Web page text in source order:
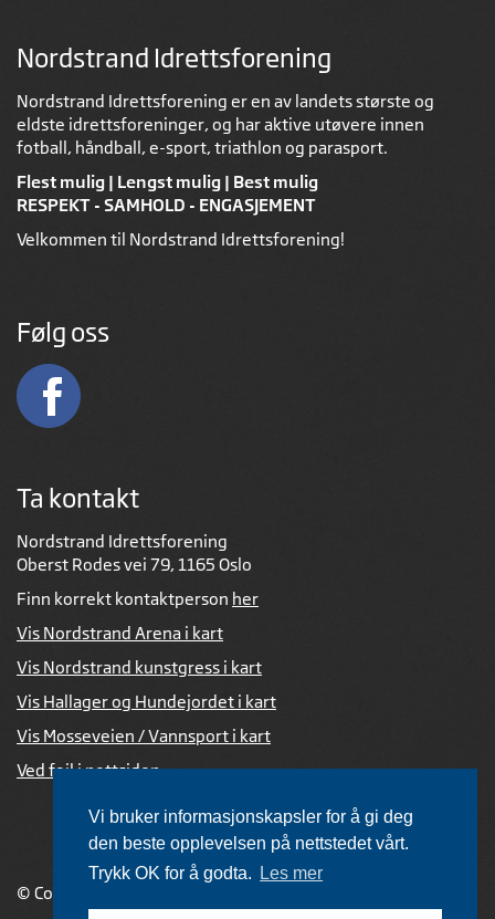
Vi bruker informasjonskapsler for å gi deg
den beste opplevelsen på nettstedet vårt.
Trykk OK for å godta.
Les mer
Nordstrand Idrettsforening
Nordstrand Idrettsforening er en av landets største og
eldste idrettsforeninger, og har aktive utøvere innen
fotball, håndball, e-sport, triathlon og parasport.
Flest mulig | Lengst mulig | Best mulig
RESPEKT - SAMHOLD - ENGASJEMENT
Velkommen til Nordstrand Idrettsforening!
Følg oss
Ta kontakt
Nordstrand Idrettsforening
Oberst Rodes vei 79, 1165 Oslo
Finn korrekt kontaktperson her
Vis Nordstrand Arena i kart
Vis Nordstrand kunstgress i kart
Vis Hallager og Hundejordet i kart
Vis Mosseveien / Vannsport i kart
Ved feil i nettsiden
© Copyright 2026 |